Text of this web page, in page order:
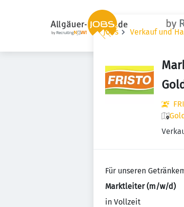
Jobs Verkauf und
Für unseren
Marktleiter (m/w/d)
in Vollzeit